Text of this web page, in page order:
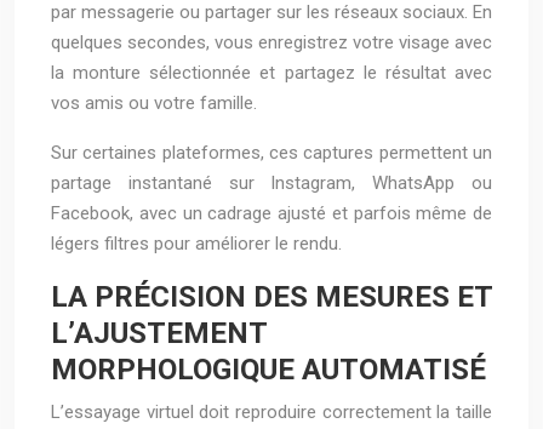
par messagerie ou partager sur les réseaux sociaux. En
quelques secondes, vous enregistrez votre visage avec
la monture sélectionnée et partagez le résultat avec
vos amis ou votre famille.
Sur certaines plateformes, ces captures permettent un
partage instantané sur Instagram, WhatsApp ou
Facebook, avec un cadrage ajusté et parfois même de
légers filtres pour améliorer le rendu.
LA PRÉCISION DES MESURES ET
L’AJUSTEMENT
MORPHOLOGIQUE AUTOMATISÉ
L’essayage virtuel doit reproduire correctement la taille